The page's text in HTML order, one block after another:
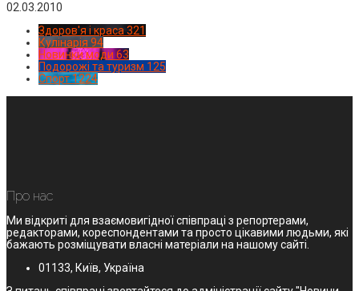
02.03.2010
Здоров'я і краса 321
Кулінарія 94
Новинки моди 63
Подорожі та туризм 125
Спорт1224
Про нас
Ми відкриті для взаємовигідної співпраці з репортерами,
редакторами, кореспондентами та просто цікавими людьми, які
бажають розміщувати власні матеріали на нашому сайті.
01133, Київ, Україна